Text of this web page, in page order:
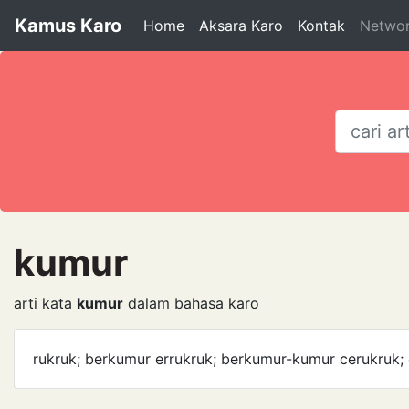
Kamus Karo Home Aksara Karo Kontak
kumur
arti kata kumur dalam bahasa karo
rukruk; berkumur errukruk; berkumur-kumur cerukruk;